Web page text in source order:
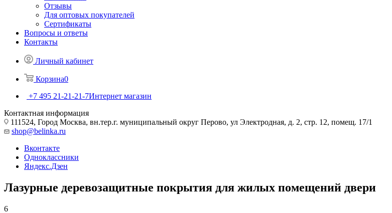
Отзывы
Для оптовых покупателей
Сертификаты
Вопросы и ответы
Контакты
Личный кабинет
Корзина0
+7 495 21-21-21-7Интернет магазин
Контактная информация
111524, Город Москва, вн.тер.г. муниципальный округ Перово, ул Электродная, д. 2, стр. 12, помещ. 17/1
shop@belinka.ru
Вконтакте
Одноклассники
Яндекс.Дзен
Лазурные деревозащитные покрытия для жилых помещений двери
6